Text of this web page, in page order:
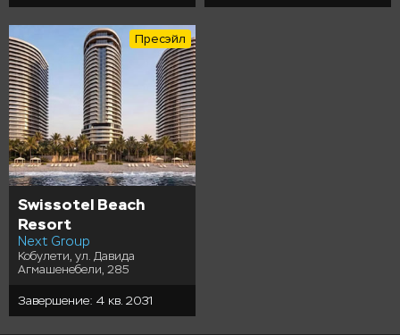
Пресэйл
Swissotel Beach
Resort
Next Group
Кобулети, ул. Давида
Агмашенебели, 285
Завершение: 4 кв. 2031